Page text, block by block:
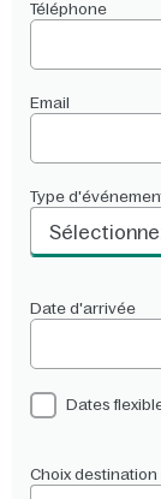
Téléphone
Email
Type
Date d'arrivée
Dates
Choix destination